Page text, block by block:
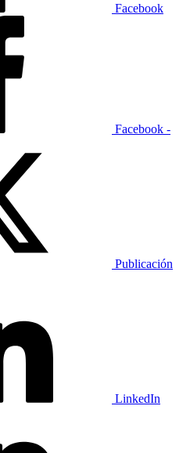
Facebook
Facebook -
Publicación
LinkedIn